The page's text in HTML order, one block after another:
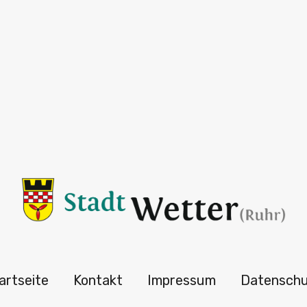
Kontakt Impressum